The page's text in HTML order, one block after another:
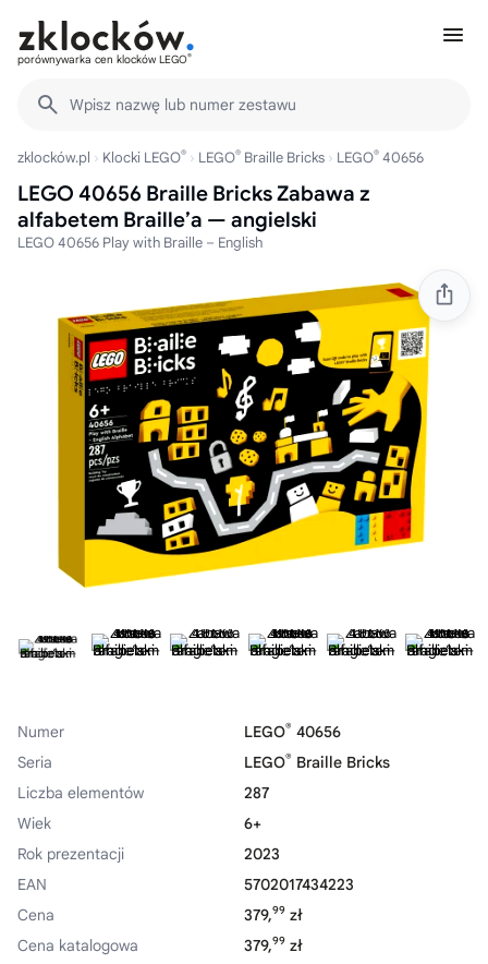
porównywarka cen klocków LEGO®
Wpisz nazwę lub numer zestawu
zklocków.pl Klocki LEGO® LEGO® Braille Bricks LEGO® 40656
LEGO 40656 Braille Bricks Zabawa z
alfabetem Braille’a — angielski
LEGO 40656 Play with Braille – English
Numer LEGO® 40656
Seria
LEGO® Braille Bricks
Liczba elementów
287
Wiek
6+
Rok prezentacji
2023
EAN
5702017434223
Cena
379,99 zł
Cena katalogowa
379,99 zł